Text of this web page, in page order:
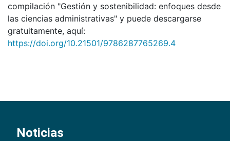
compilación "Gestión y sostenibilidad: enfoques desde
las ciencias administrativas" y puede descargarse
gratuitamente, aquí:
https://doi.org/10.21501/9786287765269.4
Noticias